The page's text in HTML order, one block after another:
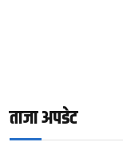
ताजा अपडेट